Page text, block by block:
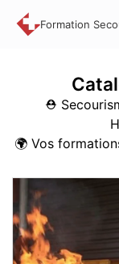
Formation
⛑️
🌍 Vos